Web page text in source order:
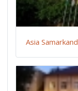
Asia Samarkand